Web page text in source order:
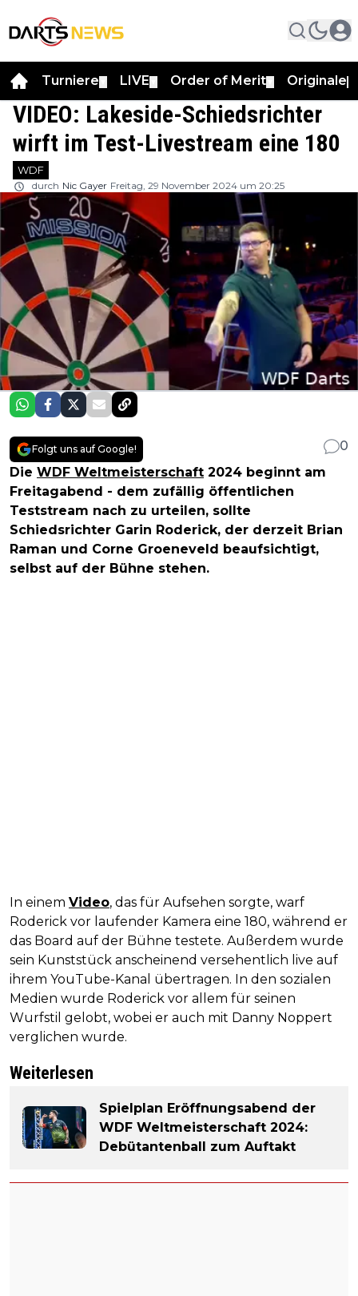
Turniere LIVE Order of Merit Originale
VIDEO: Lakeside-Schiedsrichter
wirft im Test-Livestream eine 180
WDF
durch Nic Gayer Freitag, 29 November 2024 um 20:25
Folgt uns auf Google!
0
Die WDF Weltmeisterschaft 2024 beginnt am
Freitagabend - dem zufällig öffentlichen
Teststream nach zu urteilen, sollte
Schiedsrichter Garin Roderick, der derzeit Brian
Raman und Corne Groeneveld beaufsichtigt,
selbst auf der Bühne stehen.
In einem Video, das für Aufsehen sorgte, warf
Roderick vor laufender Kamera eine 180, während er
das Board auf der Bühne testete. Außerdem wurde
sein Kunststück anscheinend versehentlich live auf
ihrem YouTube-Kanal übertragen. In den sozialen
Medien wurde Roderick vor allem für seinen
Wurfstil gelobt, wobei er auch mit Danny Noppert
verglichen wurde.
Weiterlesen
Spielplan Eröffnungsabend der
WDF Weltmeisterschaft 2024:
Debütantenball zum Auftakt